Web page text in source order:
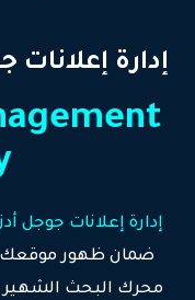
إدارة إعلانات
إدارة إعلانات جوجل أدز
ضمان ظهور موقعك
محرك البحث الشهير